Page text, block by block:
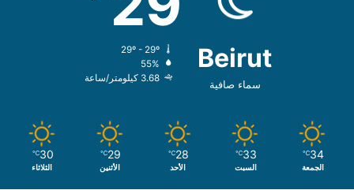
Beirut
سماء صافية
55%
3.68 كيلومتر/ساعة
34
℃
الجمعة
33
℃
السبت
28
℃
الأحد
29
℃
الأثنين
30
℃
الثلاثاء